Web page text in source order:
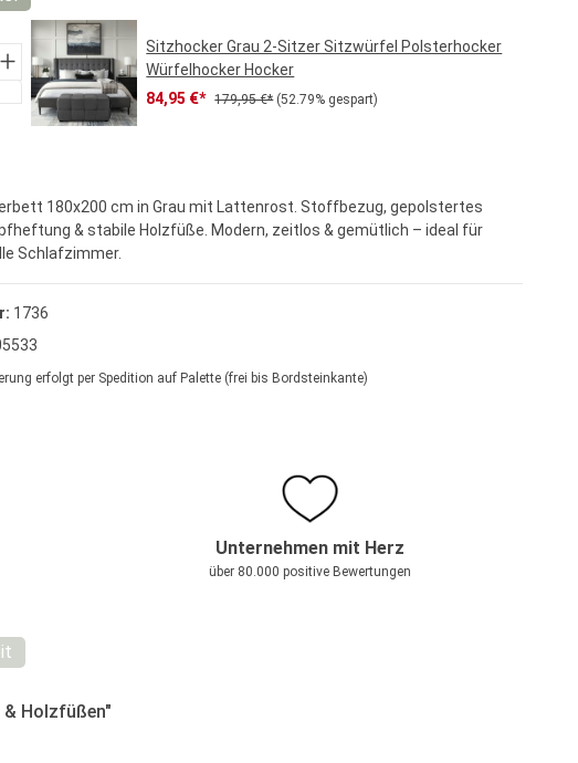
Sitzhocker Grau 2-Sitzer Sitzwürfel Polsterhocker
Würfelhocker Hocker
Verkaufspreis:
84,95 €* Regulärer Preis:
179,95 €* (52.79% gespart)
180x200 cm in Grau mit Lattenrost. Stoffbezug, gepolstertes
& stabile Holzfüße. Modern, zeitlos & gemütlich – ideal für
Schlafzimmer.
1736
erfolgt per Spedition auf Palette (frei bis Bordsteinkante)
Unternehmen mit Herz
über 80.000 positive Bewertungen
Holzfüßen"